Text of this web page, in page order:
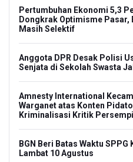
Pertumbuhan Ekonomi 5,3
Dongkrak Optimisme Pasar,
Masih Selektif
Anggota DPR Desak Polisi
Senjata di Sekolah Swasta
Amnesty International
Warganet atas Konten
Kriminalisasi Kritik
BGN Beri Batas Waktu
Lambat 10 Agustus